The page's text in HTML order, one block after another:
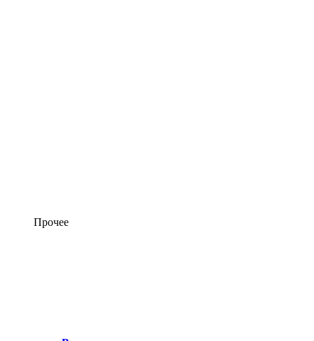
Прочее